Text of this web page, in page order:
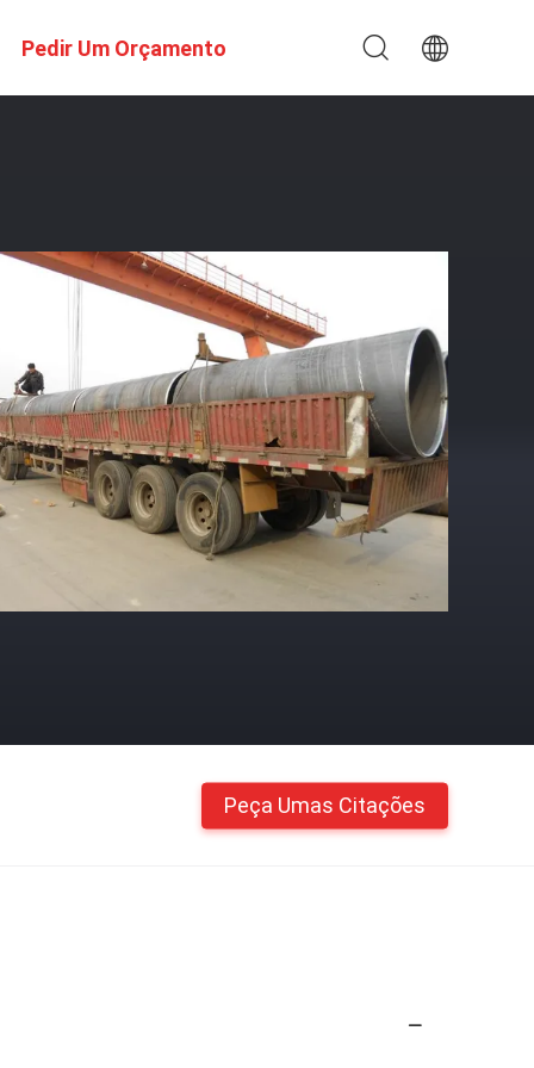
Pedir Um Orçamento
Peça Umas Citações